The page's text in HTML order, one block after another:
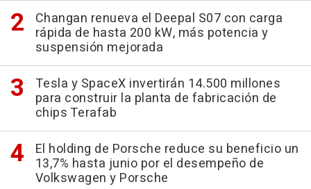
Changan renueva el Deepal S07 con carga
rápida de hasta 200 kW, más potencia y
suspensión mejorada
Tesla y SpaceX invertirán 14.500 millones
para construir la planta de fabricación de
chips Terafab
El holding de Porsche reduce su beneficio un
13,7% hasta junio por el desempeño de
Volkswagen y Porsche